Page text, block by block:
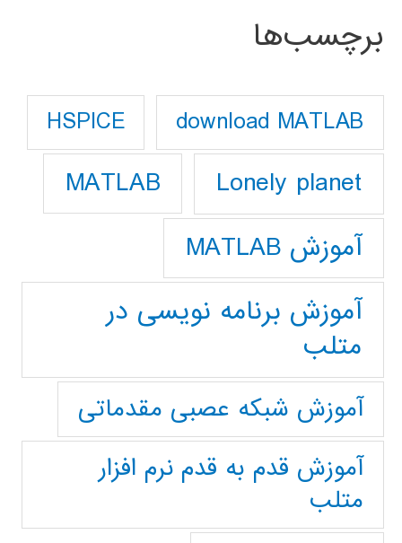
برچسب‌ها
download MATLAB
HSPICE
Lonely planet
MATLAB
آموزش MATLAB
آموزش برنامه نویسی در
متلب
آموزش شبکه عصبی مقدماتی
آموزش قدم به قدم نرم افزار
متلب